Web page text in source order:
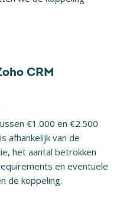
CRM
€1.000 en €2.500
afhankelijk van de
het aantal betrokken
en eventuele
de koppeling.